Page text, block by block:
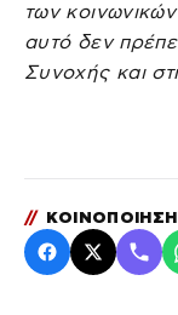
των
αυτό δεν
Συνοχής και
// ΚΟΙΝΟΠΟΙΗΣΗ